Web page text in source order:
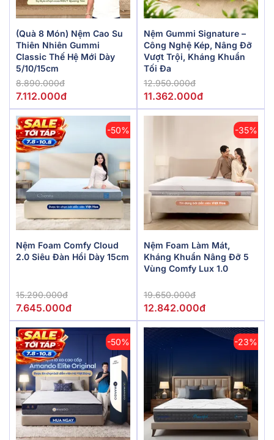
(Quà 8 Món) Nệm Cao Su
Thiên Nhiên Gummi
Classic Thế Hệ Mới Dày
5/10/15cm
8.890.000đ
7.112.000đ
Nệm Gummi Signature –
Công Nghệ Kép, Nâng Đỡ
Vượt Trội, Kháng Khuẩn
Tối Đa
12.950.000đ
11.362.000đ
-50%
Nệm Foam Comfy Cloud
2.0 Siêu Đàn Hồi Dày 15cm
15.290.000đ
7.645.000đ
-35%
Nệm Foam Làm Mát,
Kháng Khuẩn Nâng Đỡ 5
Vùng Comfy Lux 1.0
19.650.000đ
12.842.000đ
-50% -23%